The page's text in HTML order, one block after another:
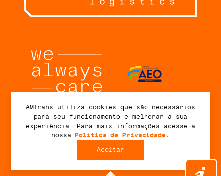
Conecte-se
2026 © AMTrans Logistics. Todos os direitos reservados.
AMTrans utiliza cookies que são necessários
para seu funcionamento e melhorar a sua
experiência. Para mais informações acesse a
nossa Política de Privacidade.
Aceitar